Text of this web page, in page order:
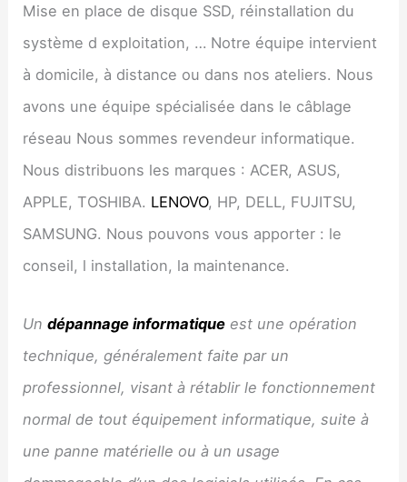
Mise en place de disque SSD, réinstallation du
système d exploitation, … Notre équipe intervient
à domicile, à distance ou dans nos ateliers. Nous
avons une équipe spécialisée dans le câblage
réseau Nous sommes revendeur informatique.
Nous distribuons les marques : ACER, ASUS,
APPLE, TOSHIBA. LENOVO, HP, DELL, FUJITSU,
SAMSUNG. Nous pouvons vous apporter : le
conseil, l installation, la maintenance.
Undépannage informatique est une opération
technique, généralement faite par un
professionnel, visant à rétablir le fonctionnement
normal de tout équipement informatique, suite à
une panne matérielle ou à un usage